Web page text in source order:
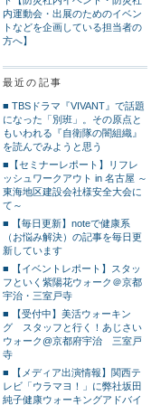
内運動会・出展のためのイベン
トなどを企画している担当者の
方へ】
最近の記事
■ TBSドラマ『VIVANT』で話題
になった「別班」。その原点と
もいわれる『自衛隊の闇組織』
を読んでみようと思う
■【セミナーレポート】リフレ
ッシュワークアウト in 名古屋 ～
東海地区建設会社様安全大会に
て～
■ 【毎日更新】noteで健康系
（お悩み解決）の記事を毎日更
新しています
■ 【イベントレポート】スタッ
フといく紫陽花ウォーク＠京都
宇治・三室戸寺
■ 【受付中】美活ウォーキン
グ スタッフと行く！あじさい
ウォーク@京都府宇治 三室戸
寺
■ 【メディア出演情報】関西テ
レビ「ウラマヨ！」に弊社坂田
純子健康ウォーキングアドバイ